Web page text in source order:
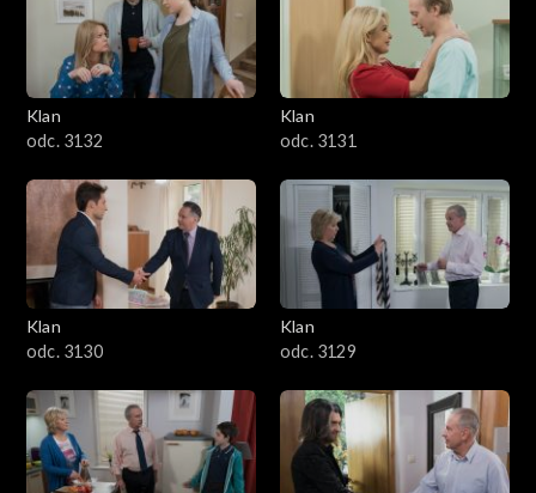
Klan
odc. 3132
Klan
odc. 3131
Klan
odc. 3130
Klan
odc. 3129